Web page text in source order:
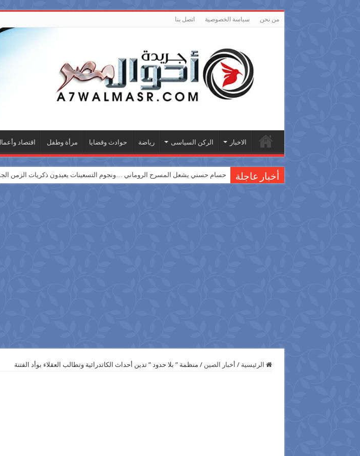
من نحن سياسة الخصوصية اتصل بنا
الاخبار الركن السياسى رياضة حوادث وقضايا مرأة وطفل اقتصاد
أخبار عاجلة حسام حسني يشعل المسرح الروماني …ونجوم التسعينات يعيدون ذكريات الزمن
الرئيسية / أخبار الصين / منظمة ” بلا حدود ” تدين أحداث الكاتدرائية وتطالب العقلاء بوأد الفتنة